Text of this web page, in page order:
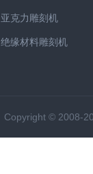
亚克力雕刻机
绝缘材料雕刻机
Copyright © 2008-